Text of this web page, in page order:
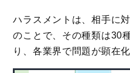
ハラスメントは、相手に
のことで、その種類は30
り、各業界で問題が顕在